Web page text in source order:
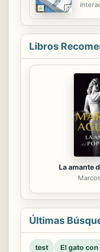
Libros
La amante
Últimas
test El gato